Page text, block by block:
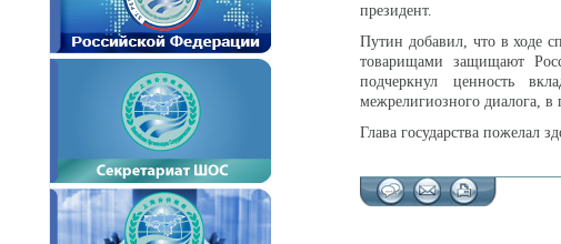
президент.
Путин добавил, что в ходе
товарищами защищают
подчеркнул ценность
межрелигиозного диалога, в
Глава государства пожелал